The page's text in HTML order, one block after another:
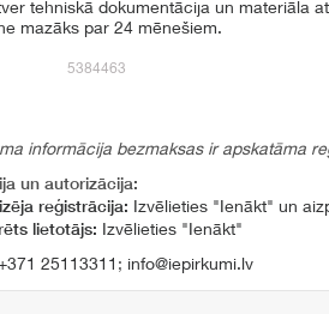
tehniskā dokumentācija un materiāla
mazāks par 24 mēnešiem.
5384463
informācija bezmaksas ir apskatāma
un autorizācija:
reģistrācija: Izvēlieties "Ienākt" un
lietotājs: Izvēlieties "Ienākt"
25113311 ; info@iepirkumi.lv